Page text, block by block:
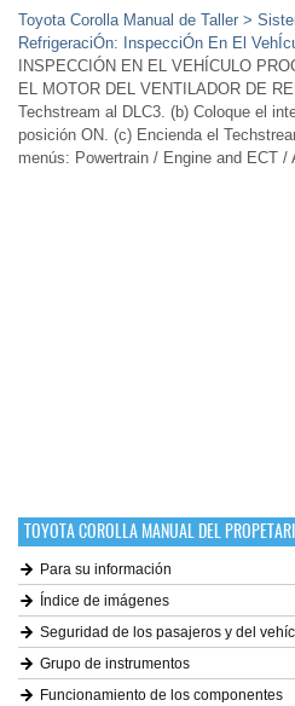
Toyota Corolla Manual de Taller >
RefrigeraciÓn: InspecciÓn En El
INSPECCIÓN EN EL VEHÍCULO
EL MOTOR DEL VENTILADOR DE
Techstream al DLC3. (b) Coloque el
posición ON. (c) Encienda el
menús: Powertrain / Engine and ECT
TOYOTA COROLLA MANUAL DEL
Para su información
Índice de imágenes
Seguridad de los pasajeros y del
Grupo de instrumentos
Funcionamiento de los componentes